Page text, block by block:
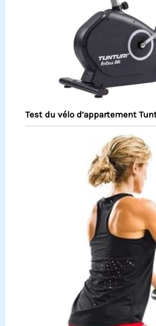
Test du vélo d’appartement